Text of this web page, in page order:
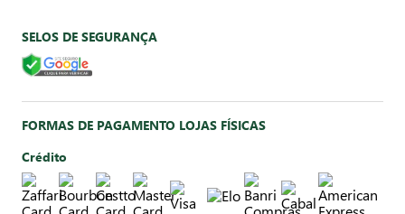
SELOS DE SEGURANÇA
FORMAS DE PAGAMENTO LOJAS FÍSICAS
Crédito